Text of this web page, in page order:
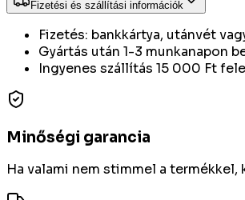
Fizetési és szállítási információk
Fizetés: bankkártya, utánvét
Gyártás után 1-3 munkanapon
Ingyenes szállítás 15 000 Ft
Minőségi garancia
Ha valami nem stimmel a